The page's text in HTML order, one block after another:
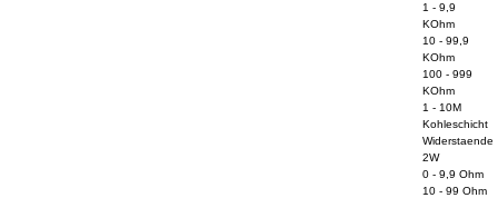
1 - 9,9
KOhm
10 - 99,9
KOhm
100 - 999
KOhm
1 - 10M
Kohleschicht
Widerstaende
2W
0 - 9,9 Ohm
10 - 99 Ohm